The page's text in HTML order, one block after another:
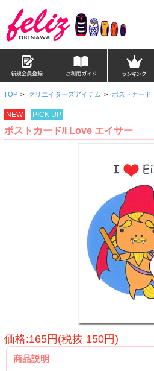
TOP > クリエイターズアイテム > ポストカード
NEW PICK UP
ポストカード/I Love エイサー
価格:165円(税抜 150円)
商品説明